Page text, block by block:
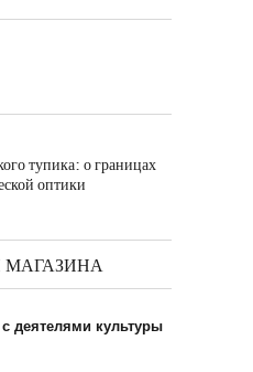
тупика: о границах
оптики
деятелями культуры